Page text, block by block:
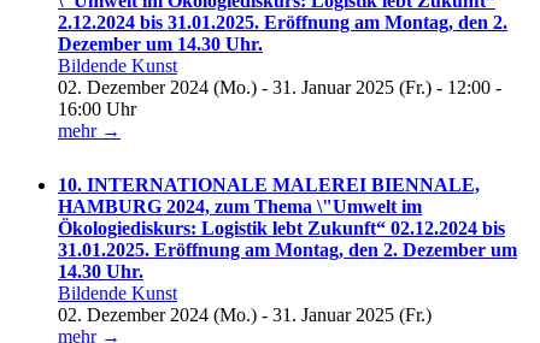
2.12.2024 bis 31.01.2025. Eröffnung am Montag, den 2.
Dezember um 14.30 Uhr.
Bildende Kunst
02. Dezember 2024 (Mo.) - 31. Januar 2025 (Fr.) - 12:00 -
16:00 Uhr
mehr →
10. INTERNATIONALE MALEREI BIENNALE,
HAMBURG 2024, zum Thema \"Umwelt im
Ökologiediskurs: Logistik lebt Zukunft“ 02.12.2024 bis
31.01.2025. Eröffnung am Montag, den 2. Dezember um
14.30 Uhr.
Bildende Kunst
02. Dezember 2024 (Mo.) - 31. Januar 2025 (Fr.)
mehr →